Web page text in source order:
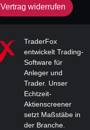
Vertrag widerrufen
TraderFox
entwickelt Trading-
Software für
Anleger und
Trader. Unser
Echtzeit-
Aktienscreener
setzt Maßstäbe in
der Branche.